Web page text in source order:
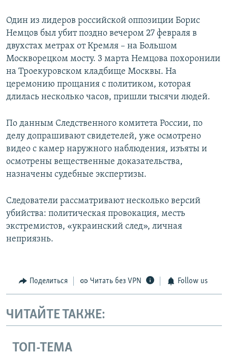
Один из лидеров российской оппозиции Борис
Немцов был убит поздно вечером 27 февраля в
двухстах метрах от Кремля – на Большом
Москворецком мосту. 3 марта Немцова похоронили
на Троекуровском кладбище Москвы. На
церемонию прощания с политиком, которая
длилась несколько часов, пришли тысячи людей.
По данным Следственного комитета России, по
делу допрашивают свидетелей, уже осмотрено
видео с камер наружного наблюдения, изъяты и
осмотрены вещественные доказательства,
назначены судебные экспертизы.
Следователи рассматривают несколько версий
убийства: политическая провокация, месть
экстремистов, «украинский след», личная
неприязнь.
Поделиться Читать без VPN Follow us
ЧИТАЙТЕ ТАКЖЕ:
ТОП-ТЕМА